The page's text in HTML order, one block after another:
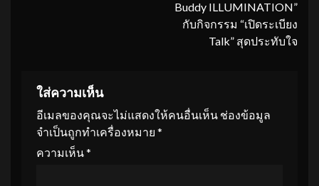
Buddy ILLUMINATION”
กับกิจกรรม “เปิดระเบียง
Talk” สุดประทับใจ
ใส่ความเห็น
อีเมลของคุณจะไม่แสดงให้คนอื่นเห็น ช่องข้อมูล
จำเป็นถูกทำเครื่องหมาย *
ความเห็น*